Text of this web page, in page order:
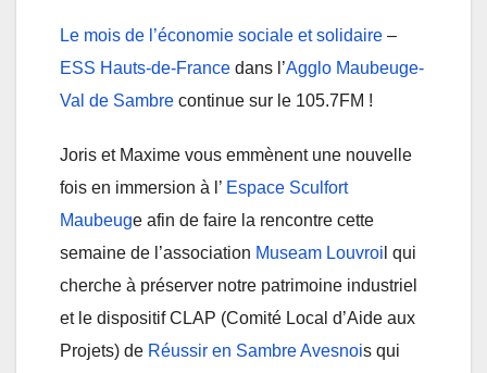
Le mois de l’économie sociale et solidaire –
ESS Hauts-de-France dans l’Agglo Maubeuge-
Val de Sambre continue sur le 105.7FM !
Joris et Maxime vous emmènent une nouvelle
fois en immersion à l’ Espace Sculfort
Maubeuge afin de faire la rencontre cette
semaine de l’association Museam Louvroi l qui
cherche à préserver notre patrimoine industriel
et le dispositif CLAP (Comité Local d’Aide aux
Projets) de Réussir en Sambre Avesnois qui